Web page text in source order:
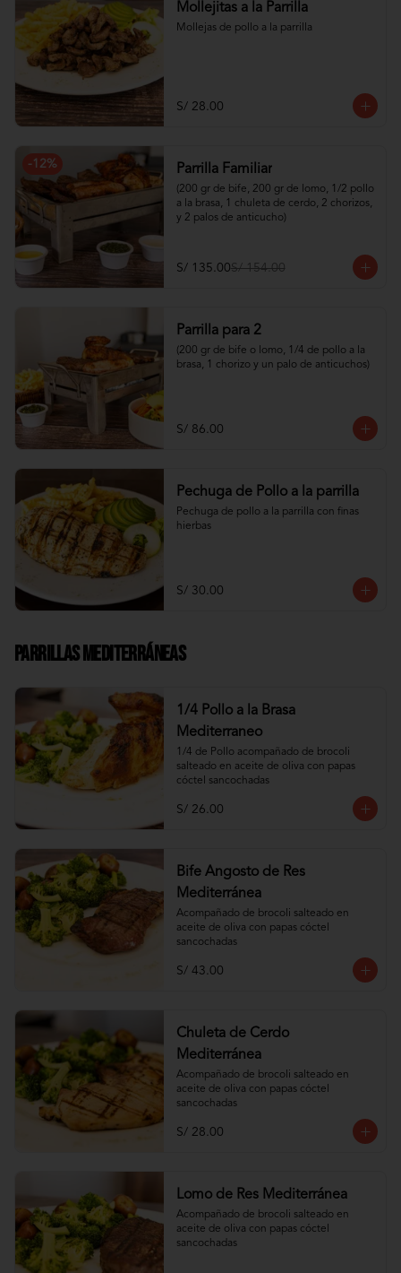
Mollejitas a la Parrilla
Mollejas de pollo a la parrilla
S/ 28.00
-12% Parrilla Familiar
(200 gr de bife, 200 gr de lomo, 1/2 pollo
a la brasa, 1 chuleta de cerdo, 2 chorizos,
y 2 palos de anticucho)
S/ 135.00S/ 154.00
Parrilla para 2
(200 gr de bife o lomo, 1/4 de pollo a la
brasa, 1 chorizo y un palo de anticuchos)
S/ 86.00
Pechuga de Pollo a la parrilla
Pechuga de pollo a la parrilla con finas
hierbas
S/ 30.00
Parrillas Mediterráneas
1/4 Pollo a la Brasa
Mediterraneo
1/4 de Pollo acompañado de brocoli
salteado en aceite de oliva con papas
cóctel sancochadas
S/ 26.00
Bife Angosto de Res
Mediterránea
Acompañado de brocoli salteado en
aceite de oliva con papas cóctel
sancochadas
S/ 43.00
Chuleta de Cerdo
Mediterránea
Acompañado de brocoli salteado en
aceite de oliva con papas cóctel
sancochadas
S/ 28.00
Lomo de Res Mediterránea
Acompañado de brocoli salteado en
aceite de oliva con papas cóctel
sancochadas